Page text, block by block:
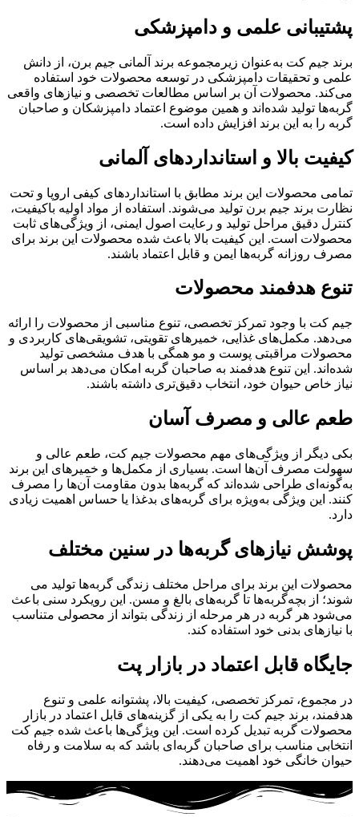
پشتیبانی علمی و دامپزشکی
برند جیم کت به‌عنوان زیرمجموعه برند آلمانی جیم برن، از دانش
علمی و تحقیقات دامپزشکی در توسعه محصولات خود استفاده
می‌کند. محصولات آن بر اساس مطالعات تخصصی و نیازهای واقعی
گربه‌ها تولید شده‌اند و همین موضوع اعتماد دامپزشکان و صاحبان
گربه را به این برند افزایش داده است.
کیفیت بالا و استانداردهای آلمانی
تمامی محصولات این برند مطابق با استانداردهای کیفی اروپا و تحت
نظارت برند جیم برن تولید می‌شوند. استفاده از مواد اولیه باکیفیت،
کنترل دقیق مراحل تولید و رعایت اصول ایمنی، از ویژگی‌های ثابت
محصولات است. این کیفیت بالا باعث شده محصولات این برند برای
مصرف روزانه گربه‌ها ایمن و قابل اعتماد باشند.
تنوع هدفمند محصولات
جیم کت با وجود تمرکز تخصصی، تنوع مناسبی از محصولات را ارائه
می‌دهد. مکمل‌های غذایی، خمیرهای تقویتی، تشویقی‌های کاربردی و
محصولات مراقبتی پوست و مو همگی با هدف مشخصی تولید
شده‌اند. این تنوع هدفمند به صاحبان گربه امکان می‌دهد بر اساس
نیاز خاص حیوان خود، انتخاب دقیق‌تری داشته باشند.
طعم عالی و مصرف آسان
بکی دیگر از ویژگی‌های مهم محصولات جیم کت، طعم‌ عالی و
سهولت مصرف آن‌ها است. بسیاری از مکمل‌ها و خمیرهای این برند
به‌گونه‌ای طراحی شده‌اند که گربه‌ها بدون مقاومت آن‌ها را مصرف
کنند. این ویژگی به‌ویژه برای گربه‌های بدغذا یا حساس اهمیت زیادی
دارد.
پوشش نیازهای گربه‌ها در سنین مختلف
محصولات این برند برای مراحل مختلف زندگی گربه‌ها تولید می
شوند؛ از بچه‌گربه‌ها تا گربه‌های بالغ و مسن. این رویکرد سنی باعث
می‌شود هر گربه در هر مرحله از زندگی بتواند از محصولی متناسب
با نیازهای بدنی خود استفاده کند.
جایگاه قابل اعتماد در بازار پت
در مجموع، تمرکز تخصصی، کیفیت بالا، پشتوانه علمی و تنوع
هدفمند، برند جیم کت را به یکی از گزینه‌های قابل اعتماد در بازار
محصولات گربه تبدیل کرده است. این ویژگی‌ها باعث شده جیم کت
انتخابی مناسب برای صاحبان گربه‌ای باشد که به سلامت و رفاه
حیوان خانگی خود اهمیت می‌دهند.